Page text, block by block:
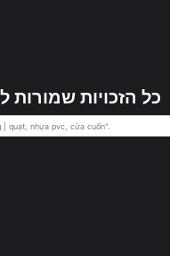
© 2024 כל הזכויות
| quạt, nhựa pvc, cửa cuốn".